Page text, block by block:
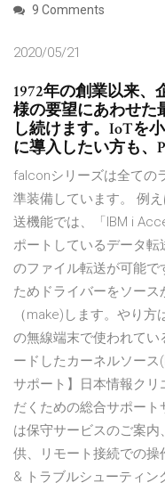
9 Comments
2020/05/21
1972年の創業以来
様の要望にあわせた
し続けます。IoTを
に導入したい方も、
falconシリーズは全ての
準装備しています。 例
送機能では、「IBM i
ポートしているデータ
のファイル転送が可能
ためドライバーをソー
（make)します。やり
の無線端末で使われてい
ードしたカーネルソー
サポート】日本情報クリ
だくための総合サポー
は保守サービスのご案
供、リモート接続での操
& トラブルシューティン